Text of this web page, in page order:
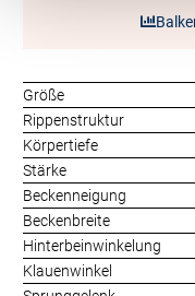
Größe
Rippenstruktur
Körpertiefe
Stärke
Beckenneigung
Beckenbreite
Hinterbeinwinkelung
Klauenwinkel